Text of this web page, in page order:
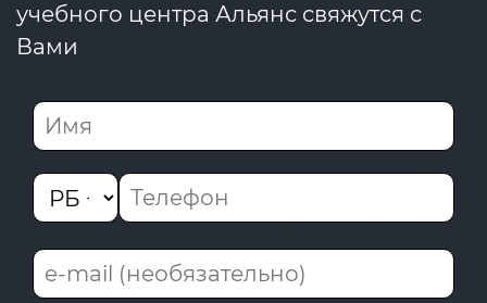
учебного центра Альянс свяжутся с
Вами